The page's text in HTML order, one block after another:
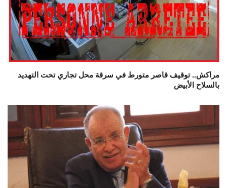
مراكش.. توقيف قاصر متورط في سرقة محل تجاري تحت التهديد
بالسلاح الأبيض